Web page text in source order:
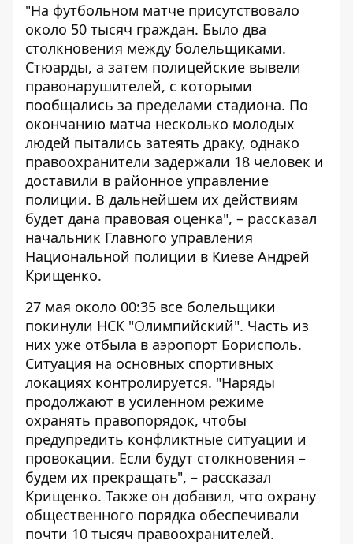
"На футбольном матче присутствовало
около 50 тысяч граждан. Было два
столкновения между болельщиками.
Стюарды, а затем полицейские вывели
правонарушителей, с которыми
пообщались за пределами стадиона. По
окончанию матча несколько молодых
людей пытались затеять драку, однако
правоохранители задержали 18 человек и
доставили в районное управление
полиции. В дальнейшем их действиям
будет дана правовая оценка", – рассказал
начальник Главного управления
Национальной полиции в Киеве Андрей
Крищенко.
27 мая около 00:35 все болельщики
покинули НСК "Олимпийский". Часть из
них уже отбыла в аэропорт Борисполь.
Ситуация на основных спортивных
локациях контролируется. "Наряды
продолжают в усиленном режиме
охранять правопорядок, чтобы
предупредить конфликтные ситуации и
провокации. Если будут столкновения –
будем их прекращать", – рассказал
Крищенко. Также он добавил, что охрану
общественного порядка обеспечивали
почти 10 тысяч правоохранителей.